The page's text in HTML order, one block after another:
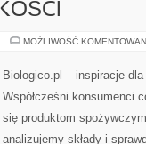
MOŻLIWOŚĆ
Biologico.pl – inspiracje
Współcześni konsumenci
się produktom
analizujemy składy i